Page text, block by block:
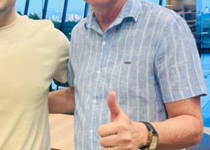
iniciativa desenvolvida por esse